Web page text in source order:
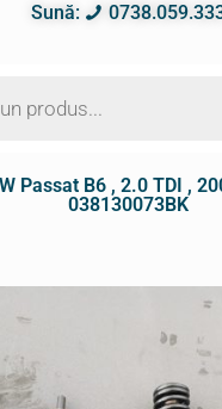
Sună:
Passat B6 , 2.0 TDI ,
038130073BK